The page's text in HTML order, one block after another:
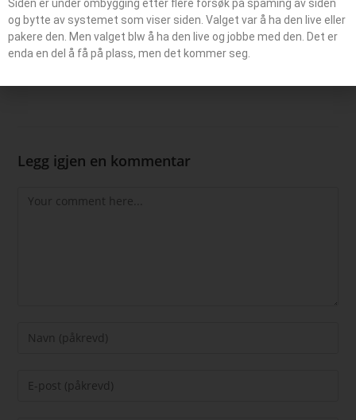
Rettigheter Bilde:
–
Legg igjen en kommentar
Siden er under ombygging etter flere forsøk på spaming av siden
og bytte av systemet som viser siden. Valget var å ha den live eller
pakere den. Men valget blw å ha den live og jobbe med den. Det er
enda en del å få på plass, men det kommer seg.